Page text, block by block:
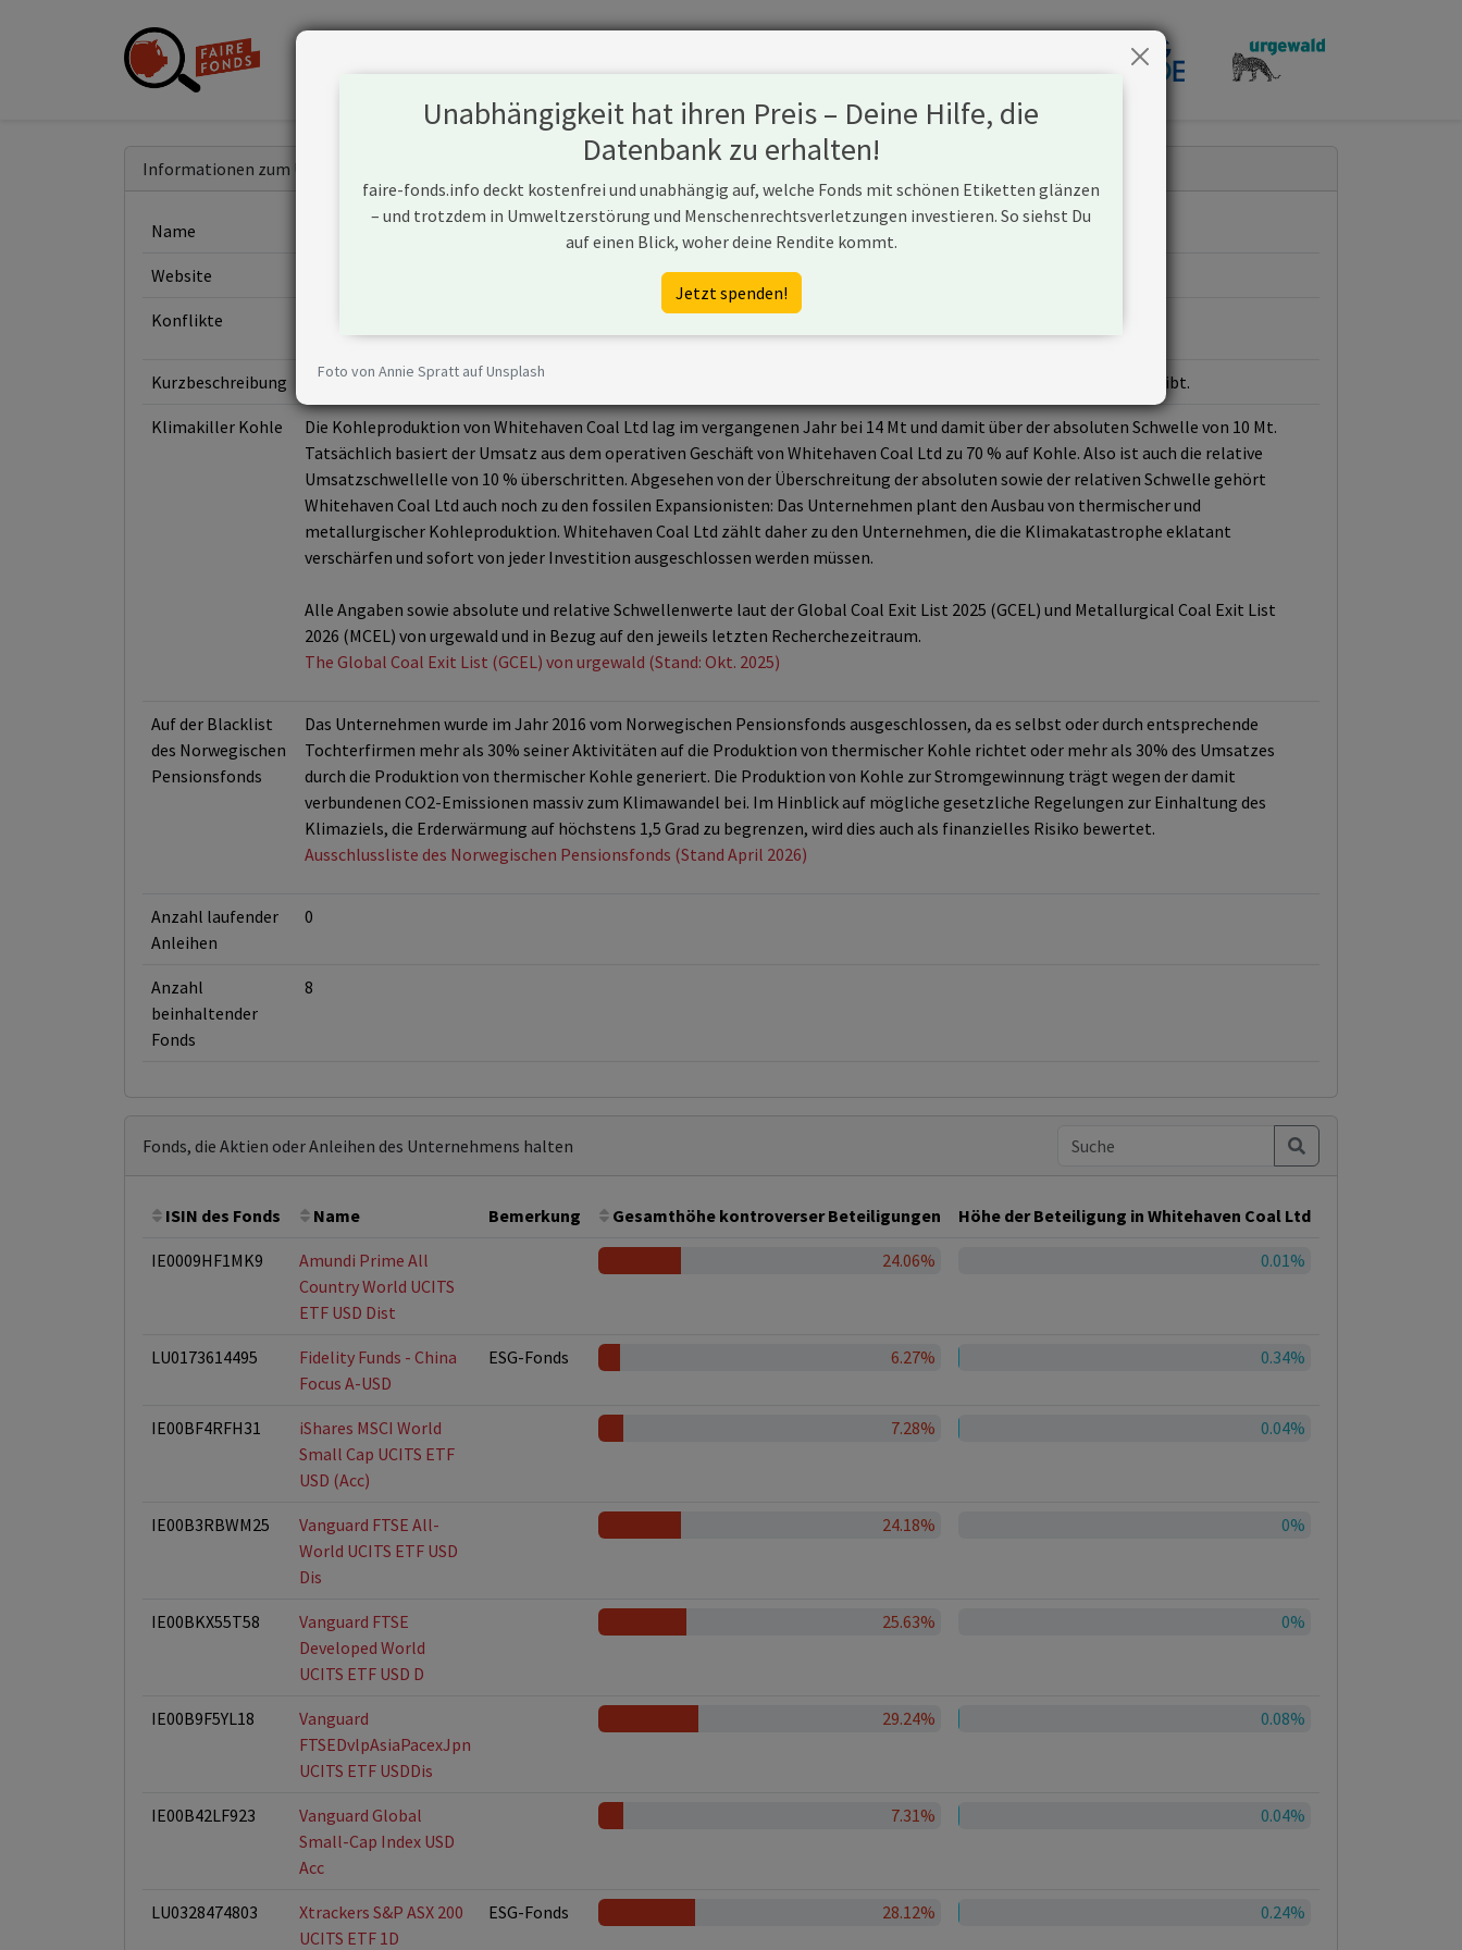
Informationen zum Unternehmen
Name
Website
Konflikte
Kurzbeschreibung Whitehaven Coal Ltd ist ein Unternehmen aus Australien, das (ggf. über Tochtergesellschaften) Kohlebergbau betreibt.
Klimakiller Kohle
Die Kohleproduktion von Whitehaven Coal Ltd lag im vergangenen Jahr bei 14 Mt und damit über der absoluten Schwelle von 10 Mt.
Tatsächlich basiert der Umsatz aus dem operativen Geschäft von Whitehaven Coal Ltd zu 70 % auf Kohle. Also ist auch die relative
Umsatzschwellelle von 10 % überschritten. Abgesehen von der Überschreitung der absoluten sowie der relativen Schwelle gehört
Whitehaven Coal Ltd auch noch zu den fossilen Expansionisten: Das Unternehmen plant den Ausbau von thermischer und
metallurgischer Kohleproduktion. Whitehaven Coal Ltd zählt daher zu den Unternehmen, die die Klimakatastrophe eklatant
verschärfen und sofort von jeder Investition ausgeschlossen werden müssen.
Alle Angaben sowie absolute und relative Schwellenwerte laut der Global Coal Exit List 2025 (GCEL) und Metallurgical Coal Exit List
2026 (MCEL) von urgewald und in Bezug auf den jeweils letzten Recherchezeitraum.
The Global Coal Exit List (GCEL) von urgewald (Stand: Okt. 2025)
Auf der Blacklist
des Norwegischen
Pensionsfonds
Das Unternehmen wurde im Jahr 2016 vom Norwegischen Pensionsfonds ausgeschlossen, da es selbst oder durch entsprechende
Tochterfirmen mehr als 30% seiner Aktivitäten auf die Produktion von thermischer Kohle richtet oder mehr als 30% des Umsatzes
durch die Produktion von thermischer Kohle generiert. Die Produktion von Kohle zur Stromgewinnung trägt wegen der damit
verbundenen CO2-Emissionen massiv zum Klimawandel bei. Im Hinblick auf mögliche gesetzliche Regelungen zur Einhaltung des
Klimaziels, die Erderwärmung auf höchstens 1,5 Grad zu begrenzen, wird dies auch als finanzielles Risiko bewertet.
Ausschlussliste des Norwegischen Pensionsfonds (Stand April 2026)
Anzahl laufender
Anleihen
0
Anzahl
beinhaltender
Fonds
8
Fonds, die Aktien oder Anleihen des Unternehmens halten
ISIN des Fonds Name Bemerkung Gesamthöhe kontroverser Beteiligungen Höhe der Beteiligung in Whitehaven Coal Ltd
IE0009HF1MK9
Amundi Prime All
Country World UCITS
ETF USD Dist
24.06% 0.01%
LU0173614495
Fidelity Funds - China
Focus A-USD
ESG-Fonds 6.27% 0.34%
IE00BF4RFH31
iShares MSCI World
Small Cap UCITS ETF
USD (Acc)
7.28% 0.04%
IE00B3RBWM25
Vanguard FTSE All-
World UCITS ETF USD
Dis
24.18% 0%
IE00BKX55T58
Vanguard FTSE
Developed World
UCITS ETF USD D
25.63% 0%
IE00B9F5YL18
Vanguard
FTSEDvlpAsiaPacexJpn
UCITS ETF USDDis
29.24% 0.08%
IE00B42LF923
Vanguard Global
Small-Cap Index USD
Acc
7.31% 0.04%
LU0328474803
Xtrackers S&P ASX 200
UCITS ETF 1D
ESG-Fonds 28.12% 0.24%
Unabhängigkeit hat ihren Preis – Deine Hilfe, die
Datenbank zu erhalten!
faire-fonds.info deckt kostenfrei und unabhängig auf, welche Fonds mit schönen Etiketten glänzen
– und trotzdem in Umweltzerstörung und Menschenrechtsverletzungen investieren. So siehst Du
auf einen Blick, woher deine Rendite kommt.
Jetzt spenden!
Foto von Annie Spratt auf Unsplash